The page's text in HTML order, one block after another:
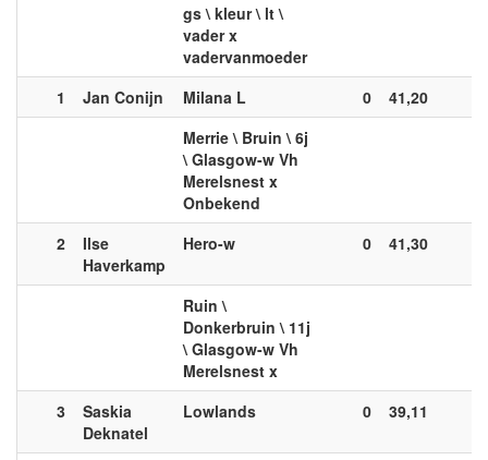
gs \ kleur \ lt \
vader x
vadervanmoeder
1
Jan Conijn Milana L 0 41,20
Merrie \ Bruin \ 6j
\ Glasgow-w Vh
Merelsnest x
Onbekend
2
Ilse
Haverkamp
Hero-w 0 41,30
Ruin \
Donkerbruin \ 11j
\ Glasgow-w Vh
Merelsnest x
3
Saskia
Deknatel
Lowlands 0 39,11